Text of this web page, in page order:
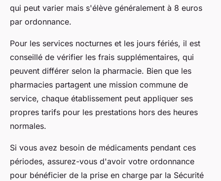
qui peut varier mais s'élève généralement à 8 euros
par ordonnance.
Pour les services nocturnes et les jours fériés, il est
conseillé de vérifier les frais supplémentaires, qui
peuvent différer selon la pharmacie. Bien que les
pharmacies partagent une mission commune de
service, chaque établissement peut appliquer ses
propres tarifs pour les prestations hors des heures
normales.
Si vous avez besoin de médicaments pendant ces
périodes, assurez-vous d'avoir votre ordonnance
pour bénéficier de la prise en charge par la Sécurité